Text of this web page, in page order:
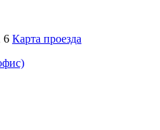
6 Карта проезда